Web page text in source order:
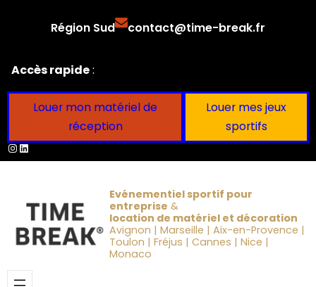
Région Sud contact@time-break.fr
Accès rapide:
Louer mon matériel de
réception
Louer mes jeux
sportifs
Instagram
LinkedIn
Evénementiel sportif pour
entreprise &
location de matériel et décoration
Avignon | Marseille | Aix-en-Provence |
Toulon | Fréjus | Cannes | Nice |
Monaco